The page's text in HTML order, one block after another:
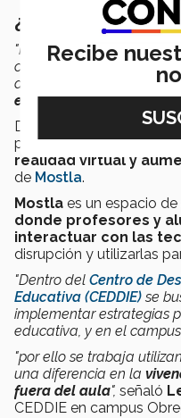
¿Qué se viene?
"Hablamos de un avance
con el nacimiento del
aquí
en algún punto
esta tecnología",
Dentro del
campus
puerta el proyecto de
realidad virtual y
de Mostla.
Mostla es un espacio de
donde profesores y
interactuar con las
disrupción y utilizarlas
"Dentro del Centro de
Educativa (CEDDIE)se
implementar estrategias
educativa, y en el
"por ello se trabaja
una diferencia en la
fuera del aula", señaló
CEDDIE en campus
Recibe